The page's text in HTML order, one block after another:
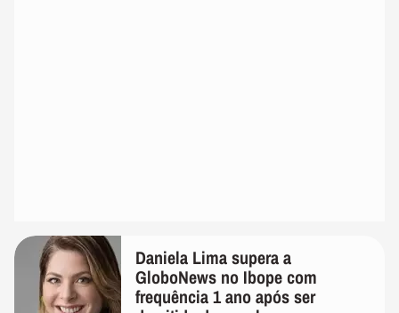
Daniela Lima supera a
GloboNews no Ibope com
frequência 1 ano após ser